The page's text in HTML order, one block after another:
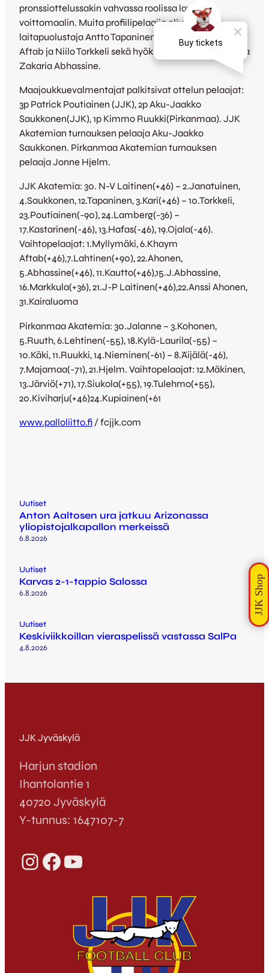
pronssiottelussakin vahvassa roolissa laukoen
voittomaalin. Muita profiilipelaajia olivat
laitapuolustaja Antto Tapaninen, keskikentän Khaym
Aftab ja Niilo Torkkeli sekä hyökkäyksen Niko Kautto ja
Zakaria Abhassine.
Maajoukkuevalmentajat palkitsivat ottelun pelaajat:
3p Patrick Poutiainen (JJK), 2p Aku-Jaakko
Saukkonen(JJK), 1p Kimmo Ruukki(Pirkanmaa). JJK
Akatemian turnauksen pelaaja Aku-Jaakko
Saukkonen. Pirkanmaa Akatemian turnauksen
pelaaja Jonne Hjelm.
JJK Akatemia: 30. N-V Laitinen(+46) – 2.Janatuinen,
4.Saukkonen, 12.Tapaninen, 3.Kari(+46) – 10.Torkkeli,
23.Poutiainen(-90), 24.Lamberg(-36) –
17.Kastarinen(-46), 13.Hafas(-46), 19.Ojala(-46).
Vaihtopelaajat: 1.Myllymäki, 6.Khaym
Aftab(+46),7.Lahtinen(+90), 22.Ahonen,
5.Abhassine(+46), 11.Kautto(+46),15.J.Abhassine,
16.Markkula(+36), 21.J-P Laitinen(+46),22.Anssi Ahonen,
31.Kairaluoma
Pirkanmaa Akatemia: 30.Jalanne – 3.Kohonen,
5.Ruuth, 6.Lehtinen(-55), 18.Kylä-Laurila(-55) –
10.Käki, 11.Ruukki, 14.Nieminen(-61) – 8.Äijälä(-46),
7.Majamaa(-71), 21.Hjelm. Vaihtopelaajat: 12.Mäkinen,
13.Järviö(+71), 17.Siukola(+55), 19.Tulehmo(+55),
20.Kiviharju(+46)24.Kupiainen(+61
www.palloliitto.fi / fcjjk.com
Uutiset
Anton Aaltosen ura jatkuu Arizonassa
yliopistojalkapallon merkeissä
6.8.2026
Uutiset
Karvas 2-1-tappio Salossa
6.8.2026
Uutiset
Keskiviikkoillan vieraspelissä vastassa SalPa
4.8.2026
JJK Jyväskylä
Harjun stadion
Ihantolantie 1
40720 Jyväskylä
Y-tunnus: 1647107-7
InstagramFacebook YouTube